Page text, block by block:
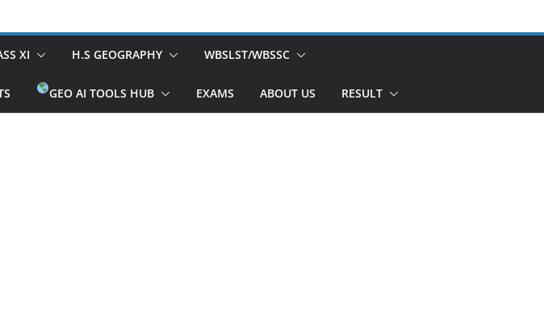
XI H.S GEOGRAPHY WBSLST/WBSSC
GEO AI TOOLS HUB EXAMS ABOUT US RESULT